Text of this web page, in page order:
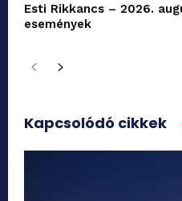
Esti Rikkancs – 2026.
események
Kapcsolódó cikkek